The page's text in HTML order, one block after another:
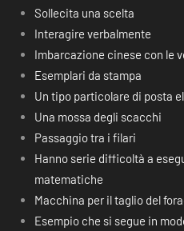
Sollecita una scelta
Interagire verbalmente
Imbarcazione cinese con le
Esemplari da stampa
Un tipo particolare di posta
Una mossa degli scacchi
Passaggio tra i filari
Hanno serie difficoltà a
matematiche
Macchina per il taglio del
Esempio che si segue in